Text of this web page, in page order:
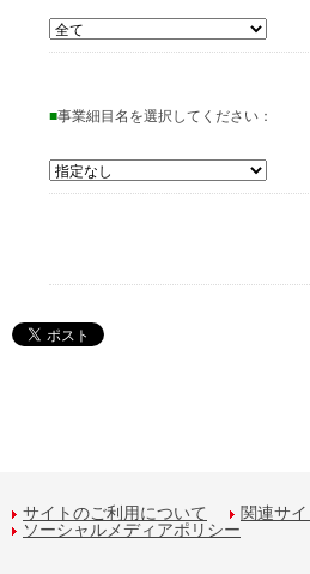
■事業細目名を選択してください：
サイトのご利用について 関連サイ
ソーシャルメディアポリシー